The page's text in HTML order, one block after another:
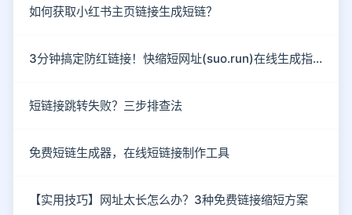
如何获取小红书主页链接生成短链？
3分钟搞定防红链接！快缩短网址(suo.run)在线生成指南
短链接跳转失败？三步排查法
免费短链生成器，在线短链接制作工具
【实用技巧】网址太长怎么办？3种免费链接缩短方案